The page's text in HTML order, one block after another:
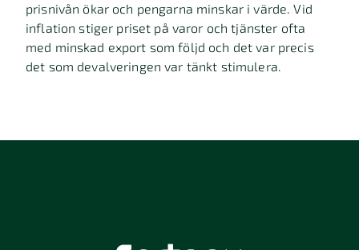
prisnivån ökar och pengarna minskar i värde. Vid
inflation stiger priset på varor och tjänster ofta
med minskad export som följd och det var precis
det som devalveringen var tänkt stimulera.